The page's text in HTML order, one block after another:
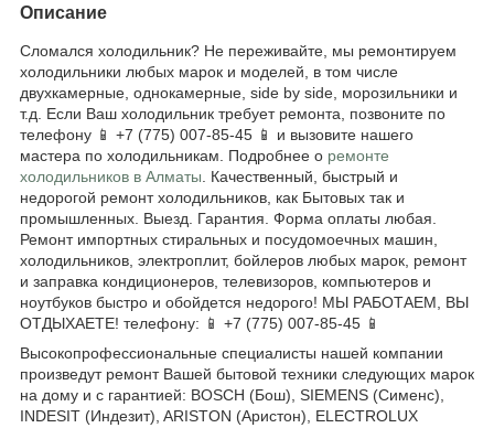
Описание
Сломался холодильник? Не переживайте, мы ремонтируем
холодильники любых марок и моделей, в том числе
двухкамерные, однокамерные, side by side, морозильники и
т.д. Если Ваш холодильник требует ремонта, позвоните по
телефону 📱 +7 (775) 007-85-45 📱 и вызовите нашего
мастера по холодильникам. Подробнее о ремонте
холодильников в Алматы . Качественный, быстрый и
недорогой ремонт холодильников, как Бытовых так и
промышленных. Выезд. Гарантия. Форма оплаты любая.
Ремонт импортных стиральных и посудомоечных машин,
холодильников, электроплит, бойлеров любых марок, ремонт
и заправка кондиционеров, телевизоров, компьютеров и
ноутбуков быстро и обойдется недорого! МЫ РАБОТАЕМ, ВЫ
ОТДЫХАЕТЕ! телефону: 📱 +7 (775) 007-85-45 📱
Высокопрофессиональные специалисты нашей компании
произведут ремонт Вашей бытовой техники следующих марок
на дому и с гарантией: BOSCH (Бош), SIEMENS (Сименс),
INDESIT (Индезит), ARISTON (Аристон), ELECTROLUX